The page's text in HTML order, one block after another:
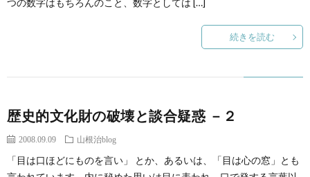
つの数字はもちろんのこと、数字としては […]
続きを読む
歴史的文化財の破壊と談合疑惑 －２
2008.09.09 山根治blog
「目は口ほどにものを言い」 とか、あるいは、「目は心の窓」とも